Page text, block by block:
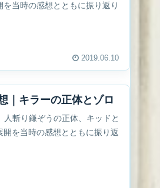
当時の感想とともに振り返り
2019.06.10
｜キラーの正体とゾロ
斬り鎌ぞうの正体、キッドと
を当時の感想とともに振り返